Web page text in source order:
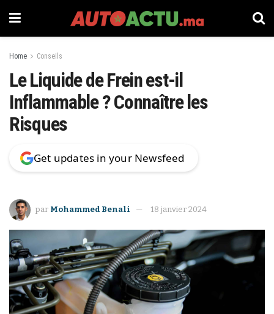
Home Conseils
Le Liquide de Frein est-il
Inflammable ? Connaître les
Risques
Get updates in your Newsfeed
par Mohammed Benali 18 janvier 2024